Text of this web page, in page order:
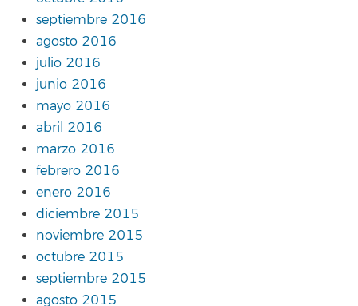
septiembre 2016
agosto 2016
julio 2016
junio 2016
mayo 2016
abril 2016
marzo 2016
febrero 2016
enero 2016
diciembre 2015
noviembre 2015
octubre 2015
septiembre 2015
agosto 2015